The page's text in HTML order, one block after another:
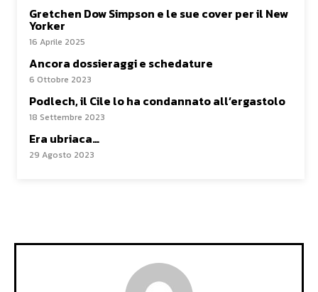
Gretchen Dow Simpson e le sue cover per il New
Yorker
16 Aprile 2025
Ancora dossieraggi e schedature
6 Ottobre 2023
Podlech, il Cile lo ha condannato all’ergastolo
18 Settembre 2023
Era ubriaca…
29 Agosto 2023